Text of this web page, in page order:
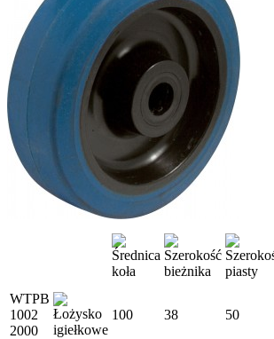
WTPB
1002
2000
100 38 50